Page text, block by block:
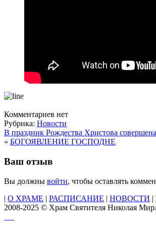
Комментариев нет
Рубрика: Новости
В праздник Рождества Христова
« БОГОЯВЛЕНИЕ ГОСПОДНЕ
Ваш отзыв
Вы должны войти, чтобы оставлять
| О ХРАМЕ | РАСПИСАНИЕ | НОВОСТИ |
2008-2025 © Храм Святителя Николая